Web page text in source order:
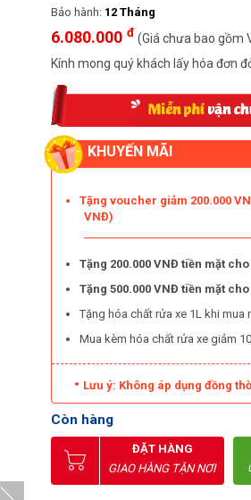
Bảo hành: 12 Tháng
6.080.000 đ (Giá chưa bao gồm
Kính mong quý khách lấy hóa đơn
KHUYẾN MÃI
Tặng voucher giảm 200.000
VNĐ)
Tặng 200.000 VNĐ tiền mặt
Tặng 500.000 VNĐ tiền mặt
Tặng hóa chất rửa xe 1L khi mua
Mua kèm hóa chất rửa xe giảm
Lưu ý: Không áp dụng đồng
Còn hàng
ĐẶT HÀNG
GIAO HÀNG TẬN NƠI